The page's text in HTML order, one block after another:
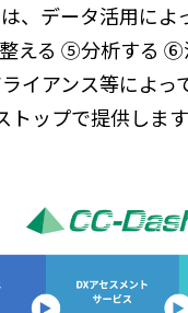
、データ活用によ
る ⑤分析する ⑥
イアンス等によ
ップで提供します